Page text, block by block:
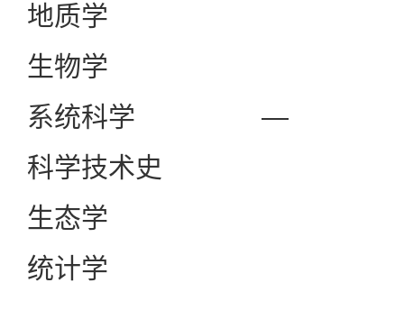
地质学
生物学
系统科学
—
科学技术史
生态学
统计学